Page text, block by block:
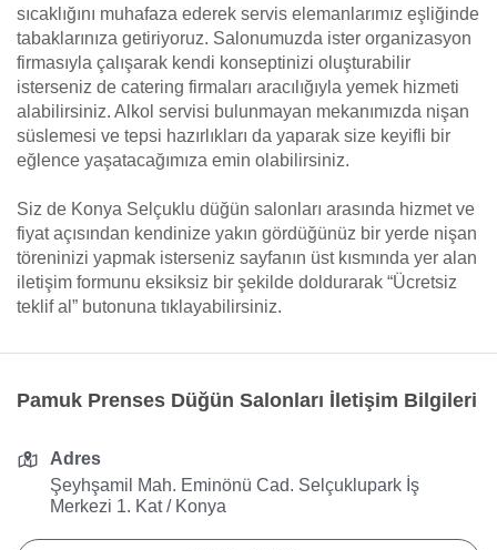
sıcaklığını muhafaza ederek servis elemanlarımız eşliğinde
tabaklarınıza getiriyoruz. Salonumuzda ister organizasyon
firmasıyla çalışarak kendi konseptinizi oluşturabilir
isterseniz de catering firmaları aracılığıyla yemek hizmeti
alabilirsiniz. Alkol servisi bulunmayan mekanımızda nişan
süslemesi ve tepsi hazırlıkları da yaparak size keyifli bir
eğlence yaşatacağımıza emin olabilirsiniz.
Siz de Konya Selçuklu düğün salonları arasında hizmet ve
fiyat açısından kendinize yakın gördüğünüz bir yerde nişan
töreninizi yapmak isterseniz sayfanın üst kısmında yer alan
iletişim formunu eksiksiz bir şekilde doldurarak “Ücretsiz
teklif al” butonuna tıklayabilirsiniz.
Pamuk Prenses Düğün Salonları İletişim Bilgileri
Adres
Şeyhşamil Mah. Eminönü Cad. Selçuklupark İş
Merkezi 1. Kat / Konya